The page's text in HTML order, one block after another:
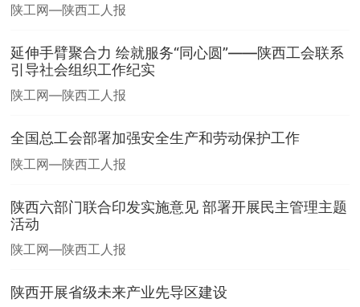
陕工网—陕西工人报
延伸手臂聚合力 绘就服务“同心圆”——陕西工会联系
引导社会组织工作纪实
陕工网—陕西工人报
全国总工会部署加强安全生产和劳动保护工作
陕工网—陕西工人报
陕西六部门联合印发实施意见 部署开展民主管理主题
活动
陕工网—陕西工人报
陕西开展省级未来产业先导区建设